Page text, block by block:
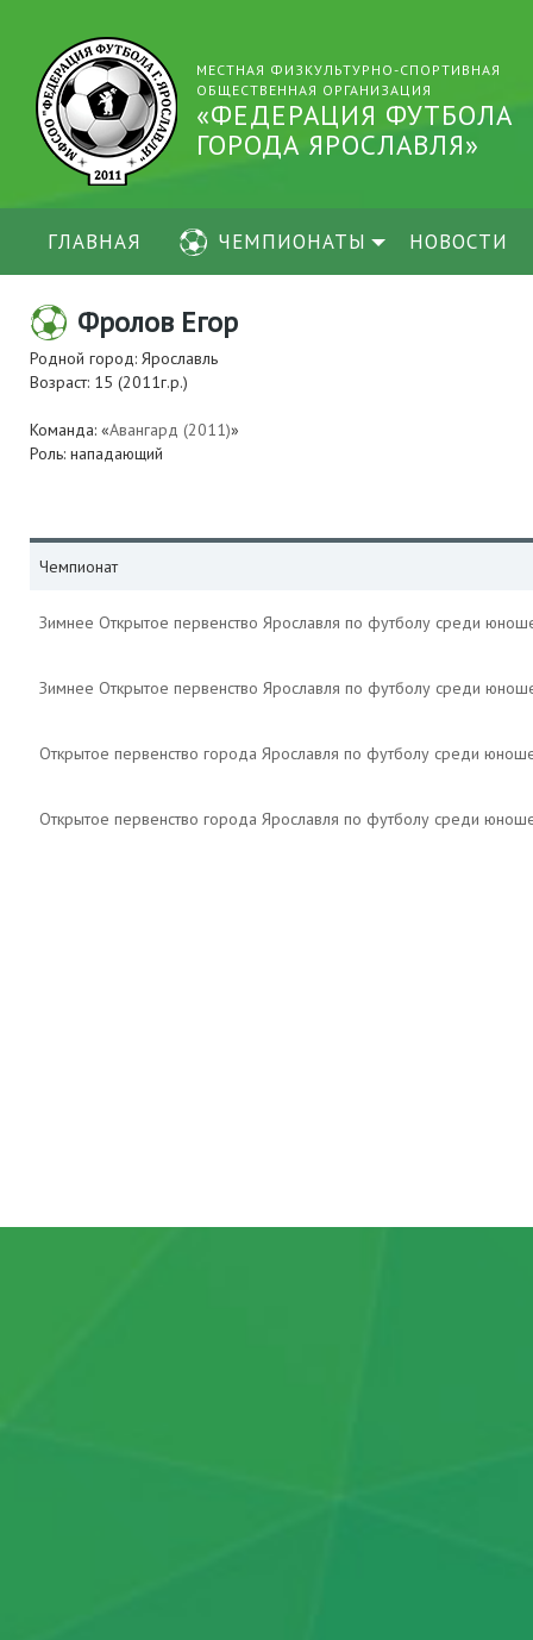
МЕСТНАЯ ФИЗКУЛЬТУРНО-СПОРТИВНАЯ
ОБЩЕСТВЕННАЯ ОРГАНИЗАЦИЯ
«ФЕДЕРАЦИЯ ФУТБОЛА
ГОРОДА ЯРОСЛАВЛЯ»
ГЛАВНАЯ ЧЕМПИОНАТЫ НОВОСТИ
Фролов Егор
Родной город: Ярославль
Возраст: 15 (2011г.р.)
Команда: «Авангард (2011)»
Роль: нападающий
Чемпионат
Зимнее Открытое первенство Ярославля по футболу среди
Зимнее Открытое первенство Ярославля по футболу среди
Открытое первенство города Ярославля по футболу среди
Открытое первенство города Ярославля по футболу среди